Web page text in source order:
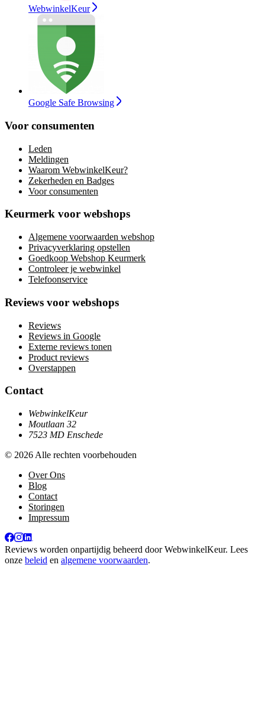
WebwinkelKeur
Google Safe Browsing
Voor consumenten
Leden
Meldingen
Waarom WebwinkelKeur?
Zekerheden en Badges
Voor consumenten
Keurmerk voor webshops
Algemene voorwaarden webshop
Privacyverklaring opstellen
Goedkoop Webshop Keurmerk
Controleer je webwinkel
Telefoonservice
Reviews voor webshops
Reviews
Reviews in Google
Externe reviews tonen
Product reviews
Overstappen
Contact
WebwinkelKeur
Moutlaan 32
7523 MD Enschede
© 2026 Alle rechten voorbehouden
Over Ons
Blog
Contact
Storingen
Impressum
Reviews worden onpartijdig beheerd doorWebwinkelKeur. Lees
onze beleid en algemene voorwaarden.